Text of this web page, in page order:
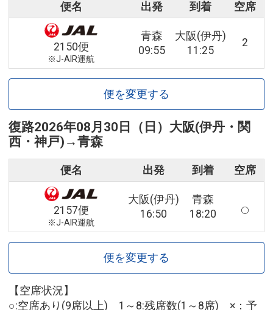
便名 出発 到着 空席
2150便
※J-AIR運航
青森
09:55
大阪(伊丹)
11:25
2
便を変更する
復路2026年08月30日（日） 大阪(伊丹・関
西・神戸) →青森
便名 出発 到着 空席
2157便
※J-AIR運航
大阪(伊丹)
16:50
青森
18:20
便を変更する
【空席状況】
○:空席あり(9席以上) 1～8:残席数(1～8席) ×：予